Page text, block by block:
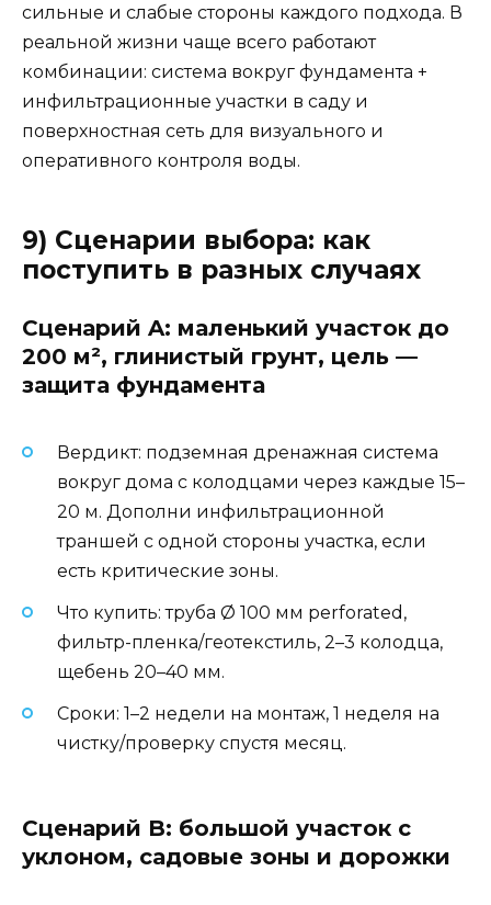
сильные и слабые стороны каждого подхода. В
реальной жизни чаще всего работают
комбинации: система вокруг фундамента +
инфильтрационные участки в саду и
поверхностная сеть для визуального и
оперативного контроля воды.
9) Сценарии выбора: как
поступить в разных случаях
Сценарий A: маленький участок до
200 м², глинистый грунт, цель —
защита фундамента
Вердикт: подземная дренажная система
вокруг дома с колодцами через каждые 15–
20 м. Дополни инфильтрационной
траншей с одной стороны участка, если
есть критические зоны.
Что купить: труба Ø 100 мм perforated,
фильтр-пленка/геотекстиль, 2–3 колодца,
щебень 20–40 мм.
Сроки: 1–2 недели на монтаж, 1 неделя на
чистку/проверку спустя месяц.
Сценарий B: большой участок с
уклоном, садовые зоны и дорожки